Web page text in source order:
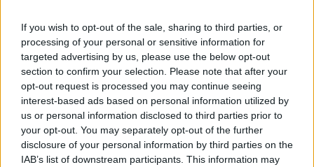
If you wish to opt-out of the sale, sharing to third parties, or
processing of your personal or sensitive information for
targeted advertising by us, please use the below opt-out
section to confirm your selection. Please note that after your
opt-out request is processed you may continue seeing
interest-based ads based on personal information utilized by
us or personal information disclosed to third parties prior to
your opt-out. You may separately opt-out of the further
disclosure of your personal information by third parties on the
IAB’s list of downstream participants. This information may